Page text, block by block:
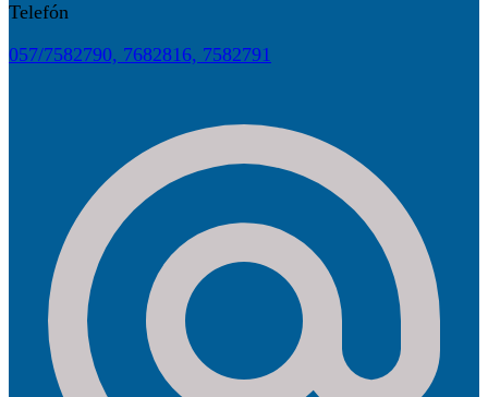
Telefón
057/7582790, 7682816, 7582791